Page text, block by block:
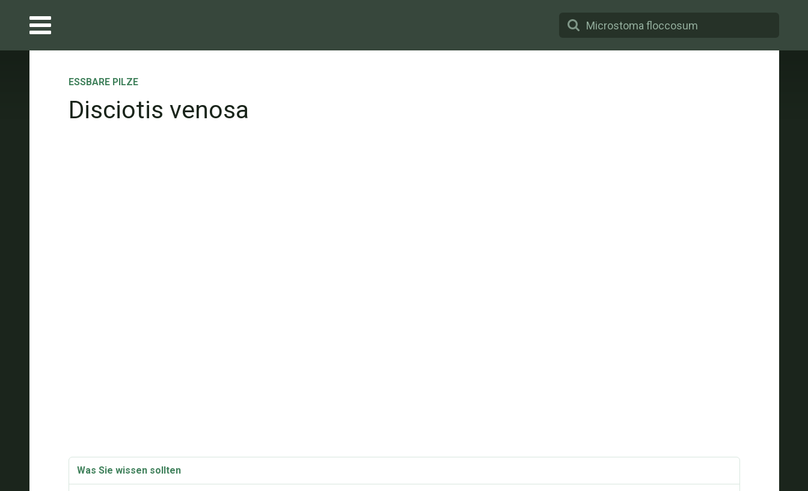
ESSBARE PILZE
Disciotis venosa
Was Sie wissen sollten